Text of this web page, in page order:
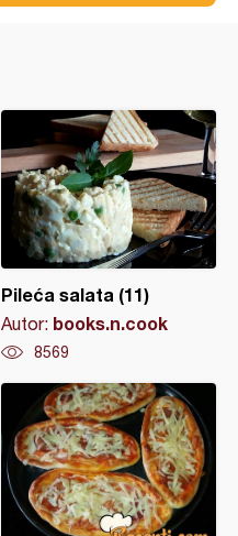
Pileća salata (11)
Autor: books.n.cook
8569